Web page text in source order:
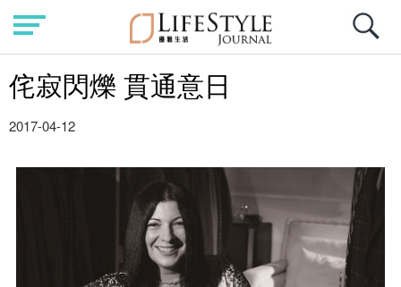
侘寂閃爍 貫通意日
2017-04-12